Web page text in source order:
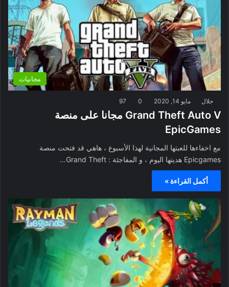
مجانيات
جلال مايو 14, 2020 0
97
Grand Theft Auto V مجانا على منصة
EpicGames
مع اخفاءها للعبتها المجانية لهذا الأسبوع ، هاهي قد فتحت منصة
Epicgames هديتها اليوم ، و المفاجئة : Grand Theft…
أكمل القراءة »